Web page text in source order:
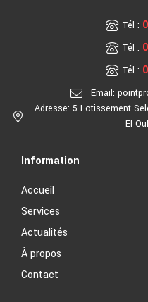
Tél :
Tél :
Tél :
Email:
Adresse: 5 Lotissement
El
Information
Accueil
Services
Actualités
À propos
Contact